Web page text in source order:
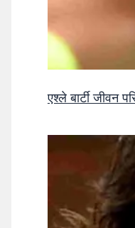
एश्ले बार्टी